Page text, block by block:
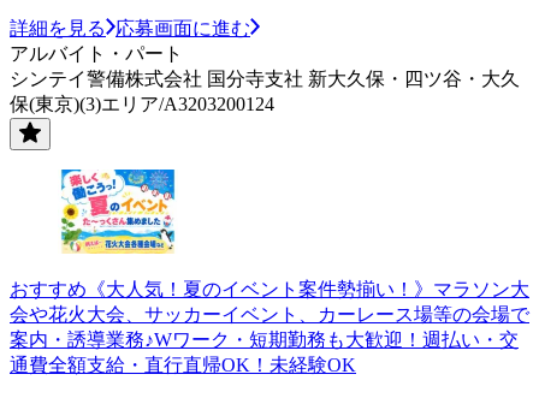
詳細を見る
応募画面に進む
アルバイト・パート
シンテイ警備株式会社 国分寺支社 新大久保・四ツ谷・大久
保(東京)(3)エリア/A3203200124
おすすめ《大人気！夏のイベント案件勢揃い！》マラソン大
会や花火大会、サッカーイベント、カーレース場等の会場で
案内・誘導業務♪Wワーク・短期勤務も大歓迎！週払い・交
通費全額支給・直行直帰OK！未経験OK